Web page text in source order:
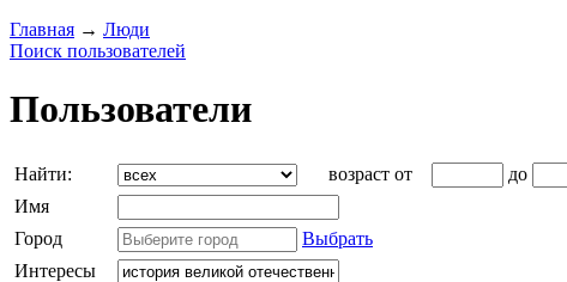
Главная → Люди
Поиск пользователей
Пользователи
Найти: возраст от
до
Имя
Город
Выбрать
Интересы